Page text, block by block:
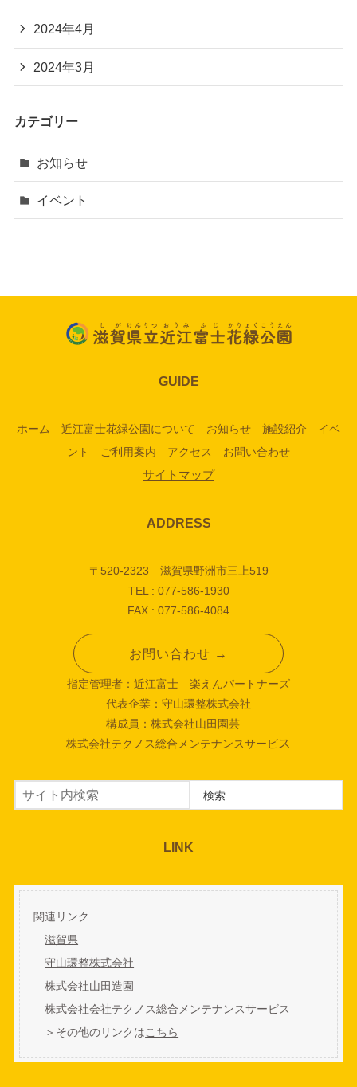
2024年4月
2024年3月
カテゴリー
お知らせ
イベント
GUIDE
ホーム 近江富士花緑公園について お知らせ 施設紹介
イベ
ント
ご利用案内 アクセス
お問い合わせ
サイトマップ
ADDRESS
〒520-2323 滋賀県野洲市三上519
TEL : 077-586-1930
FAX : 077-586-4084
お問い合わせ →
指定管理者：近江富士 楽えんパートナーズ
代表企業：守山環整株式会社
構成員：株式会社山田園芸
株式会社テクノス総合メンテナンスサービス
検索 検索
LINK
関連リンク
滋賀県
守山環整株式会社
株式会社山田造園
株式会社会社テクノス総合メンテナンスサービス
＞その他のリンクはこちら